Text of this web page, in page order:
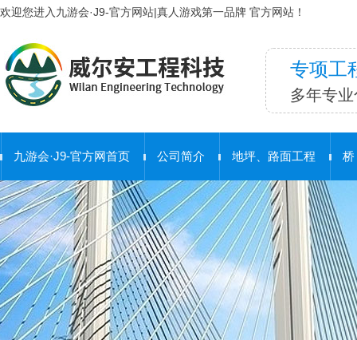
欢迎您进入九游会·J9-官方网站|真人游戏第一品牌 官方网站！
专项工
多年专
九游会·J9-官方网首页 公司简介 地坪、路面工程 桥
合 作 客 户 护栏工程